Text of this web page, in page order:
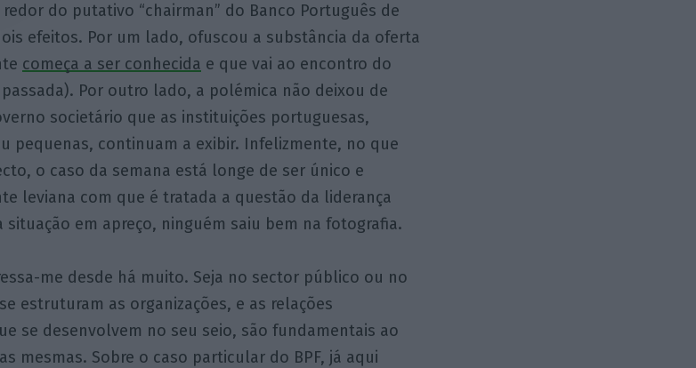
do putativo “chairman” do Banco Português de
efeitos. Por um lado, ofuscou a substância da oferta
começa a ser conhecida e que vai ao encontro do
Por outro lado, a polémica não deixou de
societário que as instituições portuguesas,
pequenas, continuam a exibir. Infelizmente, no que
o caso da semana está longe de ser único e
leviana com que é tratada a questão da liderança
em apreço, ninguém saiu bem na fotografia.
me desde há muito. Seja no sector público ou no
estruturam as organizações, e as relações
se desenvolvem no seu seio, são fundamentais ao
mesmas. Sobre o caso particular do BPF, já aqui